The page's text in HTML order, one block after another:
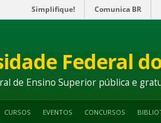
Simplifique! Comunica BR
Federal
de Ensino Superior pública e
CURSOS EVENTOS CONCURSOS